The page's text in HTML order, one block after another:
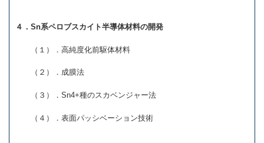
４．Sn系ペロブスカイト半導体材料の開発
（１）．高純度化前駆体材料
（２）．成膜法
（３）．Sn4+種のスカベンジャー法
（４）．表面パッシベーション技術